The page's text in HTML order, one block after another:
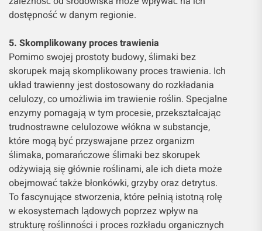
dostępność w danym regionie.
5. Skomplikowany proces trawienia
Pomimo swojej prostoty budowy, ślimaki bez
skorupek mają skomplikowany proces trawienia. Ich
układ trawienny jest dostosowany do rozkładania
celulozy, co umożliwia im trawienie roślin. Specjalne
enzymy pomagają w tym procesie, przekształcając
trudnostrawne celulozowe włókna w substancje,
które mogą być przyswajane przez organizm
ślimaka, pomarańczowe ślimaki bez skorupek
odżywiają się głównie roślinami, ale ich dieta może
obejmować także błonkówki, grzyby oraz detrytus.
To fascynujące stworzenia, które pełnią istotną rolę
w ekosystemach lądowych poprzez wpływ na
strukturę roślinności i proces rozkładu organicznych